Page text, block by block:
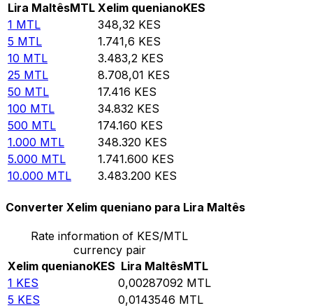
Lira MaltêsMTL Xelim quenianoKES
1 MTL 348,32 KES
5 MTL 1.741,6 KES
10 MTL 3.483,2 KES
25 MTL 8.708,01 KES
50 MTL 17.416 KES
100 MTL 34.832 KES
500 MTL 174.160 KES
1.000 MTL 348.320 KES
5.000 MTL 1.741.600 KES
10.000 MTL 3.483.200 KES
Converter Xelim queniano para Lira Maltês
Rate information of KES/MTL
currency pair
Xelim quenianoKES Lira MaltêsMTL
1 KES 0,00287092 MTL
5 KES 0,0143546 MTL